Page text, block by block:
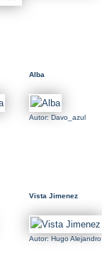
Alba
Autor: Davo_azul
Vista Jimenez
Autor: Hugo Alejandro